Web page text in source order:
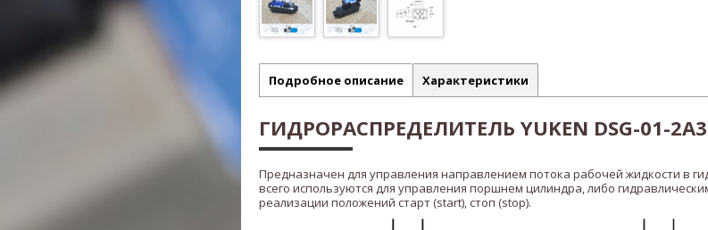
Подробное описание Характеристики
ГИДРОРАСПРЕДЕЛИТЕЛЬ YUKEN DSG-01-
Предназначен для управления направлением потока рабочей жидкости в
всего используются для управления поршнем цилиндра, либо
реализации положений старт (start), стоп (stop).